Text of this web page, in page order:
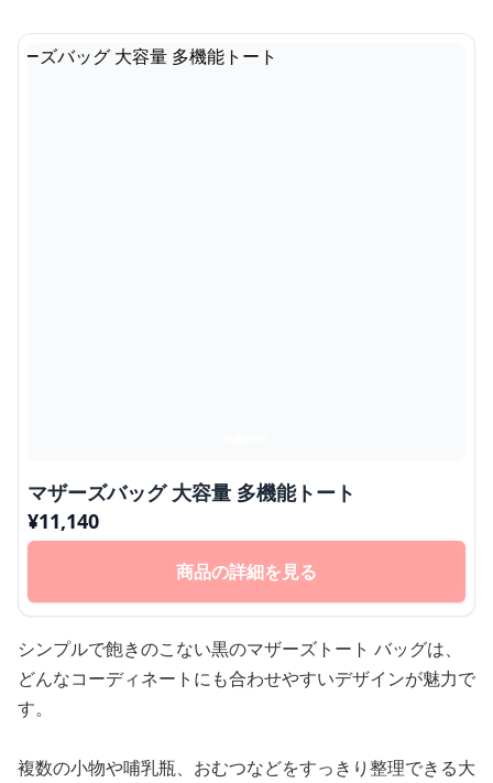
マザーズバッグ 大容量 多機能トート
¥11,140
商品の詳細を見る
シンプルで飽きのこない黒のマザーズトート バッグは、
どんなコーディネートにも合わせやすいデザインが魅力で
す。
複数の小物や哺乳瓶、おむつなどをすっきり整理できる大